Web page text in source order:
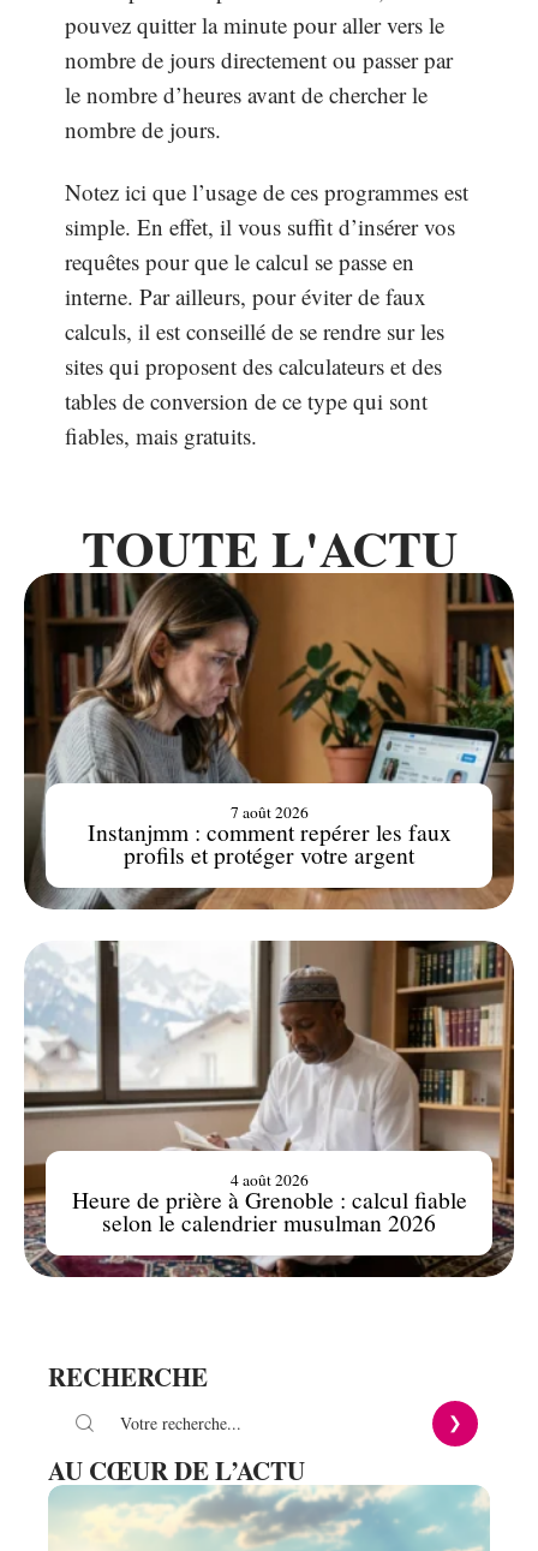
pouvez quitter la minute pour aller vers le
nombre de jours directement ou passer par
le nombre d’heures avant de chercher le
nombre de jours.
Notez ici que l’usage de ces programmes est
simple. En effet, il vous suffit d’insérer vos
requêtes pour que le calcul se passe en
interne. Par ailleurs, pour éviter de faux
calculs, il est conseillé de se rendre sur les
sites qui proposent des calculateurs et des
tables de conversion de ce type qui sont
fiables, mais gratuits.
TOUTE L'ACTU
Instanjmm : comment repérer les faux
profils et protéger votre argent
7 août 2026
Heure de prière à Grenoble : calcul fiable
selon le calendrier musulman 2026
4 août 2026
RECHERCHE
AU CŒUR DE L’ACTU